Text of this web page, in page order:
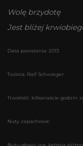
Wolę brzydotę
Jest bliżej
Data powstania: 2013
Twórca: Ralf Schwieger
Trwałość: kilkanaście godzin
Nuty zapachowe: